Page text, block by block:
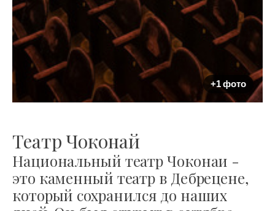
+1 фото
Театр Чоконай
Национальный театр Чоконаи -
это каменный театр в Дебрецене,
который сохранился до наших